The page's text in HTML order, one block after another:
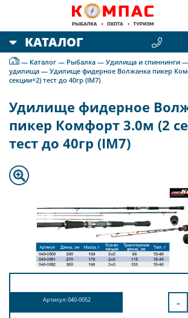
КАТАЛОГ
— Каталог — Рыбалка — Удилища и спиннинги —
удилища — Удилище фидерное Волжанка пикер
секции+2) тест до 40гр (IM7)
Удилище фидерное
пикер Комфорт 3.0м (2
тест до 40гр (IM7)
Артикул: 040-0052 -